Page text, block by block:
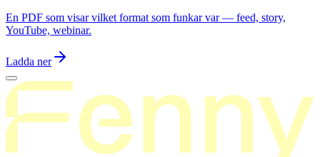
En PDF som visar vilket format som funkar var — feed, story,
YouTube, webinar.
Ladda ner